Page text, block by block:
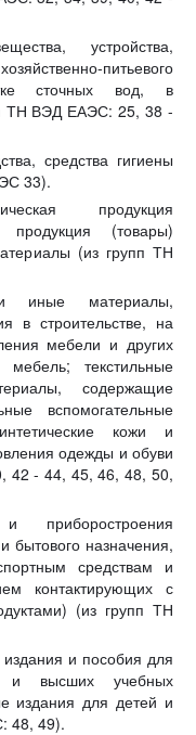
устройства,
питьевого
сточных вод, в
ТН ВЭД ЕАЭС: 25, 38 -
средства гигиены
33).
продукция
продукция (товары)
(из групп ТН
и иные материалы,
в строительстве, на
мебели и других
текстильные
содержащие
вспомогательные
кожи и
одежды и обуви
42 - 44, 45, 46, 48, 50,
приборостроения
бытового назначения,
средствам и
контактирующих с
(из групп ТН
и пособия для
и высших учебных
издания для детей и
48, 49).